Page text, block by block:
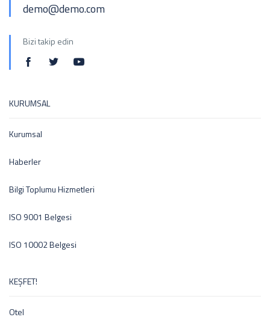
demo@demo.com
Bizi takip edin
KURUMSAL
Kurumsal
Haberler
Bilgi Toplumu Hizmetleri
ISO 9001 Belgesi
ISO 10002 Belgesi
KEŞFET!
Otel